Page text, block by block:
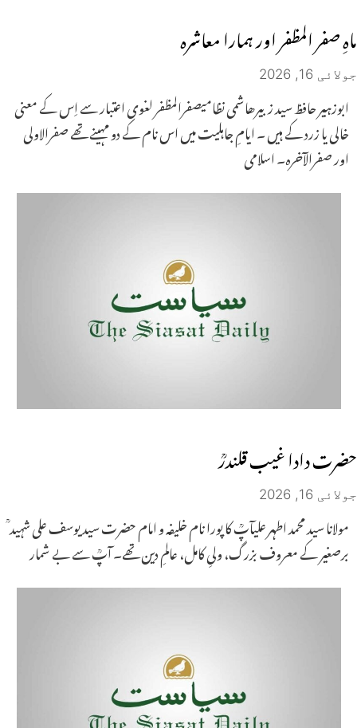
ماہِ صفر المظفر اور ہمارا معاشرہ
جولائی 16, 2026
ابوزہیر حافظ سید زبیرھاشمی نظامیصفرالمظفر لغوی اعتبار سے اِس کے معنی
خالی یا زرد کے ہیں ۔ ایامِ جاہلیت میں اس نام کے دو مہینے تھے صفرالاولی
اور صفرالآخرہ۔ اسلامی
حضرت دادا غیب قلندرؒ
جولائی 16, 2026
مولانا سید محمد اطہر علیآپؒ کا پورا نام خلیفہ و امام حضرت سید یوسف علی شہید ؒ
برصغیر کے معروف بزرگ، ولیِ کامل، عالمِ دین تھے۔ آپؒ سے بے شمار